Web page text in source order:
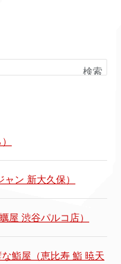
検索
ン 新大久保）
屋 渋谷パルコ店）
鮨屋（恵比寿 鮨 暁天